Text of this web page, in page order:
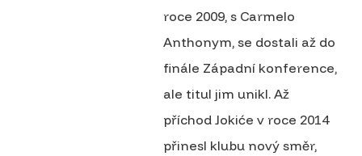
roce 2009, s Carmelo
Anthonym, se dostali až do
finále Západní konference,
ale titul jim unikl. Až
příchod Jokiće v roce 2014
přinesl klubu nový směr,